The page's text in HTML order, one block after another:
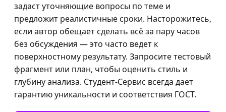
задаст уточняющие вопросы по теме и
предложит реалистичные сроки. Насторожитесь,
если автор обещает сделать всё за пару часов
без обсуждения — это часто ведет к
поверхностному результату. Запросите тестовый
фрагмент или план, чтобы оценить стиль и
глубину анализа. Студент-Сервис всегда дает
гарантию уникальности и соответствия ГОСТ.